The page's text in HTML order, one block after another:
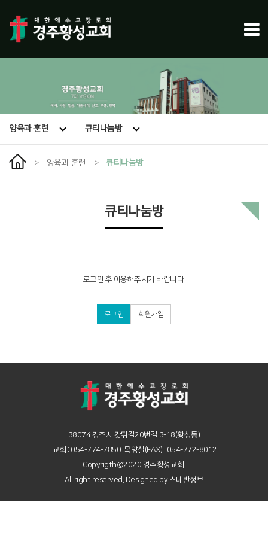
양육과 훈련 큐티나눔방
> 양육과 훈련 > 큐티나눔방
큐티나눔방
로그인 후 이용해주시기 바랍니다.
로그인 회원가입
38074 경주시 갓뒤길20번길 3-18(황성동)
교회 : 054-774-7850 목양실(FAX) : 054-772-8012
Copyrigth©2020 경주황성교회.
All right reserved. Designed by 스데반정보